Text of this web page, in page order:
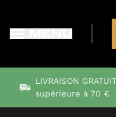
LIVRAISON
supérieure à 70 €